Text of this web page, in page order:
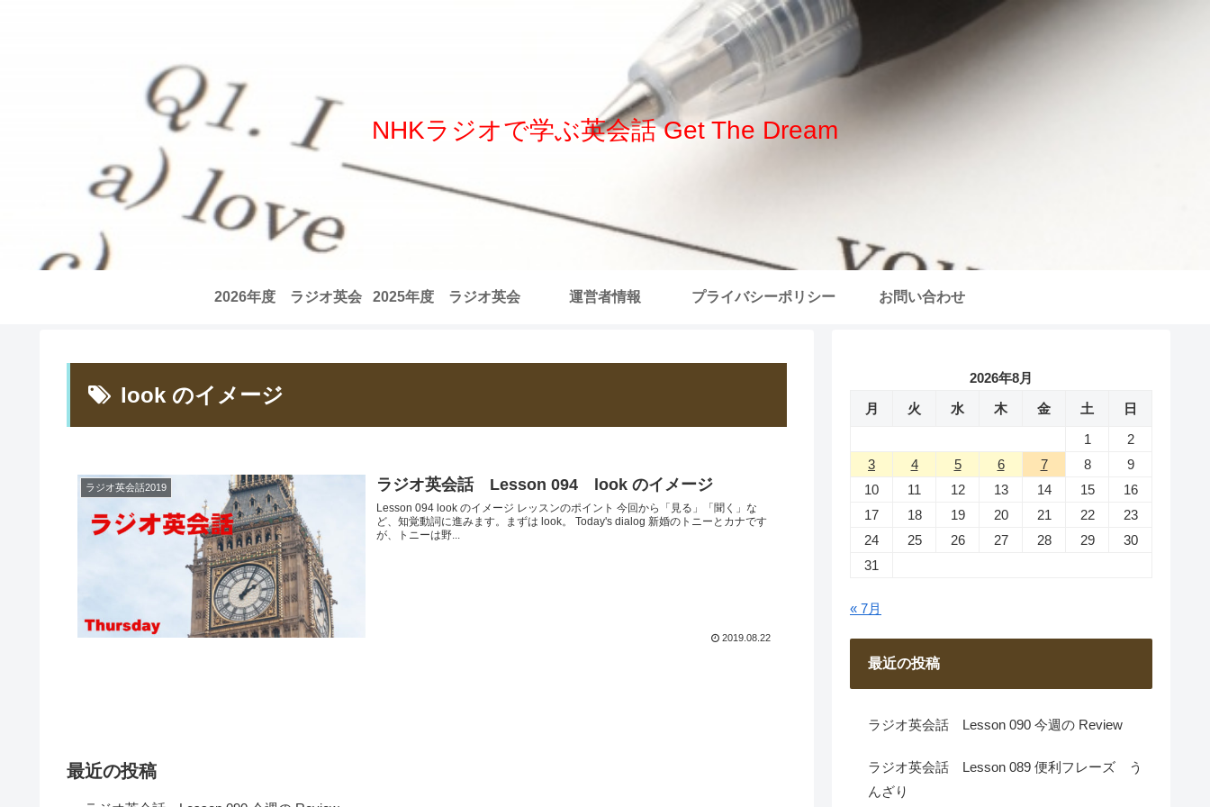
NHKラジオで学ぶ英会話 Get The Dream
2026年度 ラジオ英会 2025年度 ラジオ英会 運営者情報 プライバシーポリシー お問い合わせ
look のイメージ
ラジオ英会話2019 ラジオ英会話 Lesson 094 look のイメージ
Lesson 094 look のイメージ レッスンのポイント 今回から「見る」「聞く」な
ど、知覚動詞に進みます。まずは look。 Today's dialog 新婚のトニーとカナです
が、トニーは野...
2019.08.22
最近の投稿
2026年8月
月
火 水 木 金 土
日
1
2
3
4 5 6 7 8
9
10
11 12 13 14 15
16
17
18 19 20 21 22
23
24
25 26 27 28 29
30
31
« 7月
最近の投稿
ラジオ英会話 Lesson 090 今週の Review
ラジオ英会話 Lesson 089 便利フレーズ う
んざり